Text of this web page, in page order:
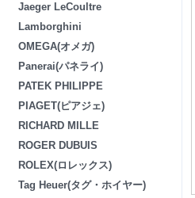
Jaeger LeCoultre
Lamborghini
OMEGA(オメガ)
Panerai(パネライ)
PATEK PHILIPPE
PIAGET(ピアジェ)
RICHARD MILLE
ROGER DUBUIS
ROLEX(ロレックス)
Tag Heuer(タグ・ホイヤー)